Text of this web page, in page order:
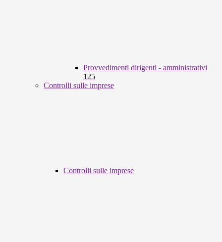
Provvedimenti dirigenti - amministrativi
125
Controlli sulle imprese
Controlli sulle imprese